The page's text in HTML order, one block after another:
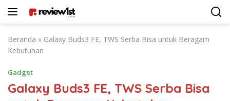
Beranda » Galaxy Buds3 FE, TWS Serba Bisa untuk Beragam
Kebutuhan
Gadget
Galaxy Buds3 FE, TWS Serba Bisa